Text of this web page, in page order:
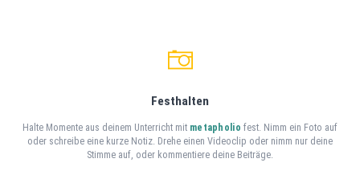
Festhalten
Halte Momente aus deinem Unterricht mit metapholio fest. Nimm ein Foto auf
oder schreibe eine kurze Notiz. Drehe einen Videoclip oder nimm nur deine
Stimme auf, oder kommentiere deine Beiträge.